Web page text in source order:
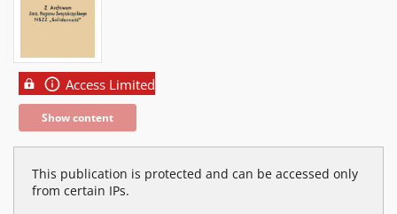
Access Limited
Show content
This publication is protected and can be accessed only
from certain IPs.